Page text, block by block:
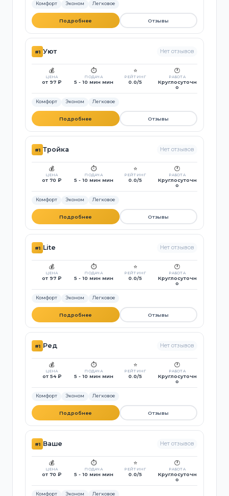
Комфорт Эконом Легковое
Подробнее Отзывы
#1 Уют Нет отзывов
💰
ЦЕНА
от 97 ₽
⏱️
ПОДАЧА
5 - 10 мин мин
⭐
РЕЙТИНГ
0.0/5
🕐
РАБОТА
Круглосуточн
о
Комфорт Эконом Легковое
Подробнее Отзывы
#1 Тройка Нет отзывов
💰
ЦЕНА
от 70 ₽
⏱️
ПОДАЧА
5 - 10 мин мин
⭐
РЕЙТИНГ
0.0/5
🕐
РАБОТА
Круглосуточн
о
Комфорт Эконом Легковое
Подробнее Отзывы
#1 Lite Нет отзывов
💰
ЦЕНА
от 97 ₽
⏱️
ПОДАЧА
5 - 10 мин мин
⭐
РЕЙТИНГ
0.0/5
🕐
РАБОТА
Круглосуточн
о
Комфорт Эконом Легковое
Подробнее Отзывы
#1 Ред Нет отзывов
💰
ЦЕНА
от 54 ₽
⏱️
ПОДАЧА
5 - 10 мин мин
⭐
РЕЙТИНГ
0.0/5
🕐
РАБОТА
Круглосуточн
о
Комфорт Эконом Легковое
Подробнее Отзывы
#1 Ваше Нет отзывов
💰
ЦЕНА
от 70 ₽
⏱️
ПОДАЧА
5 - 10 мин мин
⭐
РЕЙТИНГ
0.0/5
🕐
РАБОТА
Круглосуточн
о
Комфорт Эконом Легковое